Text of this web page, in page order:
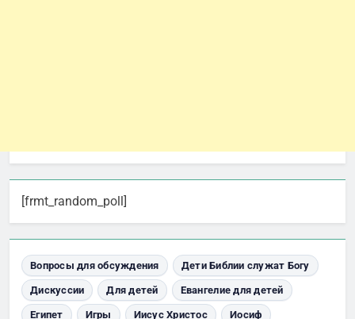
[frmt_random_poll]
Вопросы для обсуждения Дети Библии служат Богу
Дискуссии Для детей Евангелие для детей
Египет Игры Иисус Христос Иосиф